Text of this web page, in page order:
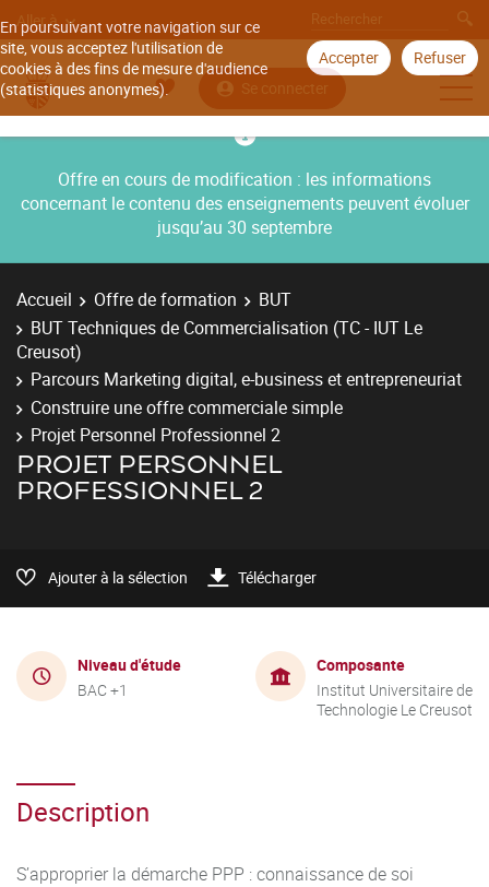
En poursuivant votre navigation sur ce
site, vous acceptez l'utilisation de
cookies à des fins de mesure d'audience
(statistiques anonymes).
Accepter Refuser
Aller à
Se connecter
Offre en cours de modification : les informations
concernant le contenu des enseignements peuvent évoluer
jusqu’au 30 septembre
Accueil Offre de formation
BUT
BUT Techniques de Commercialisation (TC - IUT Le
Creusot)
Parcours Marketing digital, e-business et entrepreneuriat
Construire une offre commerciale simple
Projet Personnel Professionnel 2
PROJET PERSONNEL
PROFESSIONNEL 2
Ajouter à la sélection Télécharger
Niveau d'étude
BAC +1
Composante
Institut Universitaire de
Technologie Le Creusot
Description
S’approprier la démarche PPP : connaissance de soi